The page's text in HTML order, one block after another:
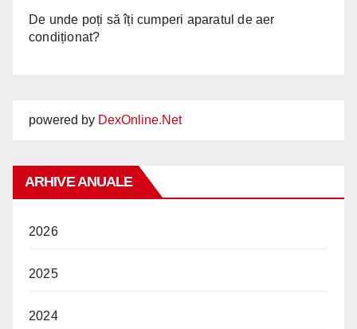
De unde poți să îți cumperi aparatul de aer
condiționat?
powered by DexOnline.Net
ARHIVE ANUALE
2026
2025
2024